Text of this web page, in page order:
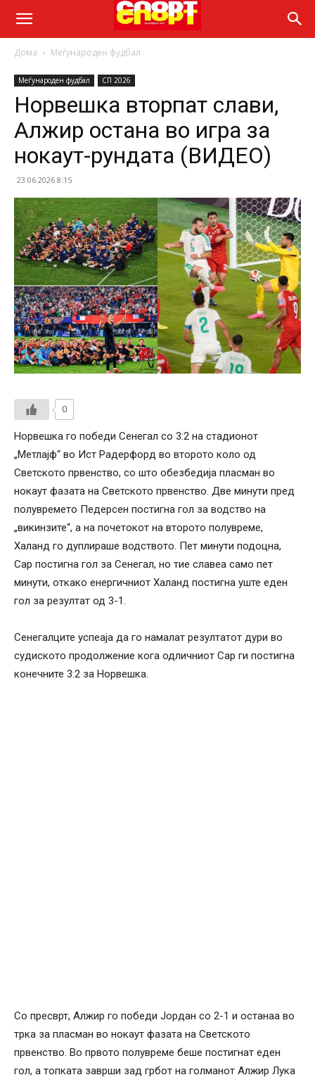
Дома Меѓународен фудбал
Меѓународен фудбал СП 2026
Норвешка вторпат слави,
Алжир остана во игра за
нокаут-рундата (ВИДЕО)
23.06.2026 8:15
0
Норвешка го победи Сенегал со 3:2 на стадионот
„Метлајф“ во Ист Радерфорд во второто коло од
Светското првенство, со што обезбедија пласман во
нокаут фазата на Светското првенство. Две минути пред
полувремето Педерсен постигна гол за водство на
„викинзите“, а на почетокот на второто полувреме,
Халанд го дуплираше водството. Пет минути подоцна,
Сар постигна гол за Сенегал, но тие славеа само пет
минути, откако енергичниот Халанд постигна уште еден
гол за резултат од 3-1.
Сенегалците успеаја да го намалат резултатот дури во
судиското продолжение кога одличниот Сар ги постигна
конечните 3:2 за Норвешка.
Со пресврт, Алжир го победи Јордан со 2-1 и останаа во
трка за пласман во нокаут фазата на Светското
првенство. Во првото полувреме беше постигнат еден
гол, а топката заврши зад грбот на голманот Алжир Лука